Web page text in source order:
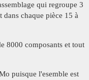
qui regroupe 3
dans chaque pièce 15 à
8000 composants et tout
puisque l'esemble est